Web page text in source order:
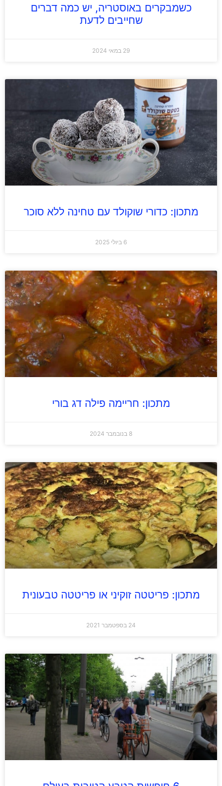
כשמבקרים באוסטריה, יש כמה דברים
שחייבים לדעת
29 במאי 2024
מתכון: כדורי שוקולד עם טחינה ללא סוכר
6 ביולי 2025
מתכון: חריימה פילה דג בורי
8 בנובמבר 2024
מתכון: פריטטה זוקיני או פריטטה טבעונית
24 בספטמבר 2021